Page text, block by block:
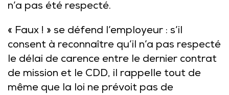
n’a pas été respecté.
« Faux ! » se défend l’employeur : s’il
consent à reconnaître qu’il n’a pas respecté
le délai de carence entre le dernier contrat
de mission et le CDD, il rappelle tout de
même que la loi ne prévoit pas de